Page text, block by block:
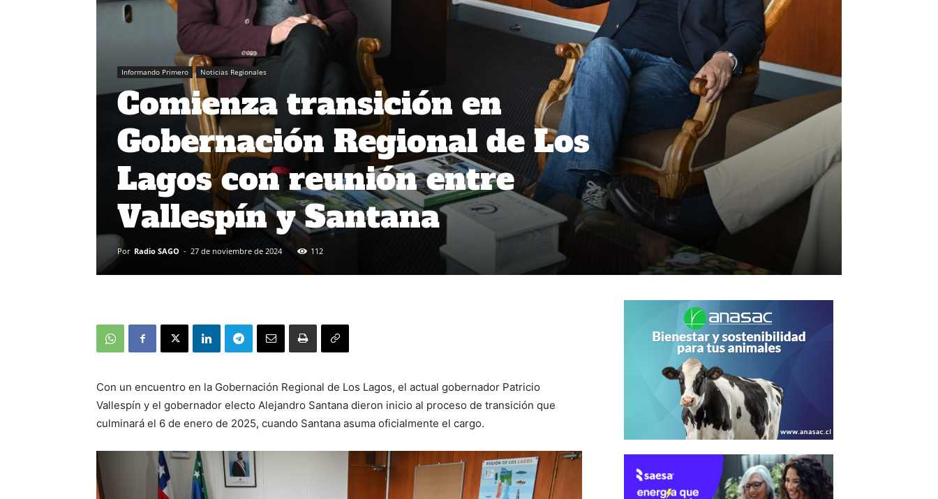
Informando Primero Noticias Regionales
Comienza transición en
Gobernación Regional de Los
Lagos con reunión entre
Vallespín y Santana
Por Radio SAGO - 27 de noviembre de 2024 112
Con un encuentro en la Gobernación Regional de Los Lagos, el actual gobernador Patricio
Vallespín y el gobernador electo Alejandro Santana dieron inicio al proceso de transición que
culminará el 6 de enero de 2025, cuando Santana asuma oficialmente el cargo.